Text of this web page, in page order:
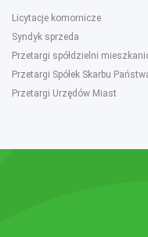
Licytacje komornicze
Syndyk sprzeda
Przetargi spółdzielni
Przetargi Spółek Skarbu
Przetargi Urzędów Miast